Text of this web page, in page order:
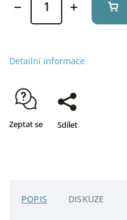
Detailní informace
Zeptat se Sdílet
POPIS DISKUZE